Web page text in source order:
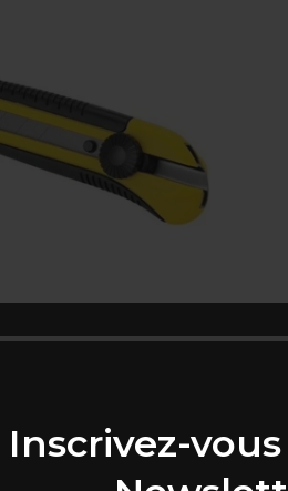
Inscrivez-
de rechange